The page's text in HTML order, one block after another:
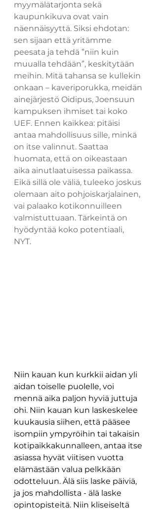
myymälätarjonta sekä
kaupunkikuva ovat vain
näennäisyyttä. Siksi ehdotan:
sen sijaan että yritämme
peesata ja tehdä ”niin kuin
muualla tehdään”, keskitytään
meihin. Mitä tahansa se kullekin
onkaan – kaveriporukka, meidän
ainejärjestö Oidipus, Joensuun
kampuksen ihmiset tai koko
UEF. Ennen kaikkea: pitäisi
antaa mahdollisuus sille, minkä
on itse valinnut. Saattaa
huomata, että on oikeastaan
aika ainutlaatuisessa paikassa.
Eikä sillä ole väliä, tuleeko joskus
olemaan aito pohjoiskarjalainen,
vai palaako kotikonnuilleen
valmistuttuaan. Tärkeintä on
hyödyntää koko potentiaali,
NYT.
Niin kauan kun kurkkii aidan yli
aidan toiselle puolelle, voi
mennä aika paljon hyviä juttuja
ohi. Niin kauan kun laskeskelee
kuukausia siihen, että pääsee
isompiin ympyröihin tai takaisin
kotipaikkakunnalleen, antaa itse
asiassa hyvät viitisen vuotta
elämästään valua pelkkään
odotteluun. Älä siis laske päiviä,
ja jos mahdollista - älä laske
opintopisteitä. Niin kliseiseltä